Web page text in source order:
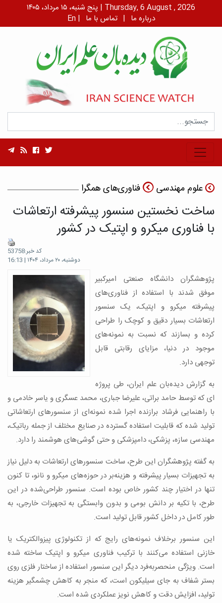
پنج شنبه، ۱۵ مرداد، ۱۴۰۵ | Thursday, 6 August , 2026
En | درباره ما | تماس با ما
علوم مهندسی فناوری‌های همگرا
ساخت نخستین سنسور پیشرفته ارتعاشات
با فناوری میکرو و اپتیک در کشور
کد خبر:53758
دوشنبه، ۲۰ مرداد، ۱۴۰۴ | 16:13
پژوهشگران دانشگاه صنعتی امیرکبیر
موفق شدند با استفاده از فناوری‌های
پیشرفته میکرو و اپتیک، یک سنسور
ارتعاشات بسیار دقیق و کوچک را طراحی
کرده و بسازند که نسبت به نمونه‌های
موجود در دنیا، مزایای رقابتی قابل
توجهی دارد.
به گزارش دیده‌بان علم ایران، طی پروژه
ای که توسط حامد براتی، علیرضا جباری، محمد عسگری و یاسر خادمی و
با راهنمایی فرشاد برازنده اجرا شده نمونه‌ای از سنسورهای ارتعاشاتی
تولید شده که قابلیت استفاده گسترده در صنایع مختلف از جمله رباتیک،
مهندسی سازه، پزشکی، دامپزشکی و حتی گوشی‌های هوشمند را دارد.
به گفته پژوهشگران این طرح، ساخت سنسورهای ارتعاشات به دلیل نیاز
به تجهیزات بسیار پیشرفته و هزینه‌بر در حوزه‌های میکرو و نانو، تا کنون
تنها در اختیار چند کشور خاص بوده است. سنسور طراحی‌شده در این
طرح، با تکیه بر دانش بومی و بدون وابستگی به تجهیزات خارجی، به
طور کامل در داخل کشور قابل تولید است.
این سنسور برخلاف نمونه‌های رایج که از تکنولوژی پیزوالکتریک یا
خازنی استفاده می‌کنند با ترکیب فناوری میکرو و اپتیک ساخته شده
است. ویژگی منحصربه‌فرد دیگر این سنسور استفاده از ساختار فلزی روی
بستر شفاف به جای سیلیکون است، که منجر به کاهش چشمگیر هزینه
تولید، افزایش دقت و کاهش نویز عملکردی شده است.